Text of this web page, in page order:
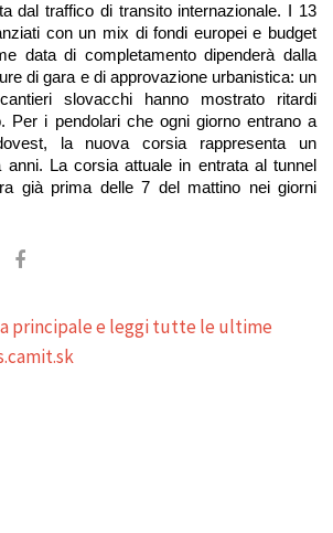
dal traffico di transito internazionale. I 13
con un mix di fondi europei e budget
data di completamento dipenderà dalla
di gara e di approvazione urbanistica: un
slovacchi hanno mostrato ritardi
Per i pendolari che ogni giorno entrano a
la nuova corsia rappresenta un
anni. La corsia attuale in entrata al tunnel
già prima delle 7 del mattino nei giorni
principale e leggi tutte le ultime